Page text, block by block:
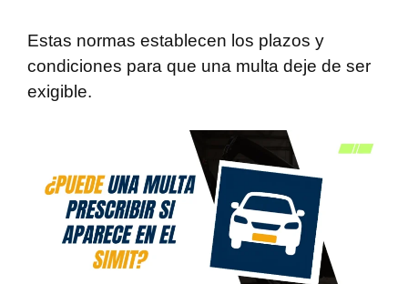
Estas normas establecen los plazos y
condiciones para que una multa deje de ser
exigible.